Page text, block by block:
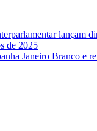
lançam
de 2025
Janeiro Branco e